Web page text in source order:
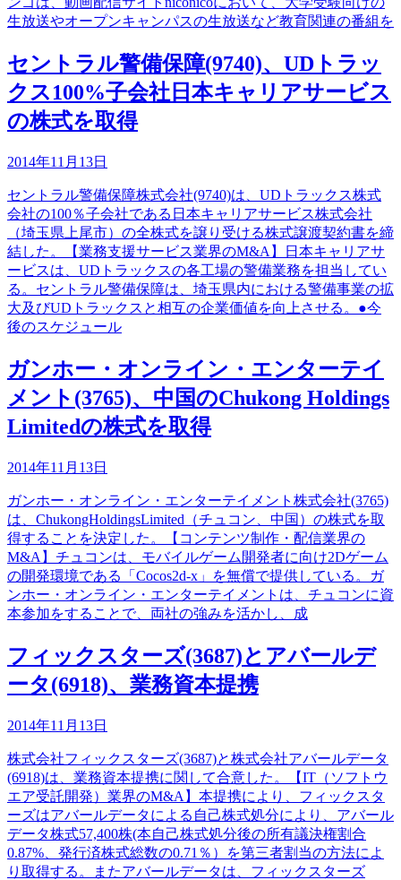
生放送やオープンキャンパスの生放送など教育関連の番組を
セントラル警備保障(9740)、UDトラッ
クス100%子会社日本キャリアサービス
の株式を取得
2014年11月13日
セントラル警備保障株式会社(9740)は、UDトラックス株式
会社の100％子会社である日本キャリアサービス株式会社
（埼玉県上尾市）の全株式を譲り受ける株式譲渡契約書を締
結した。【業務支援サービス業界のM&A】日本キャリアサ
ービスは、UDトラックスの各工場の警備業務を担当してい
る。セントラル警備保障は、埼玉県内における警備事業の拡
大及びUDトラックスと相互の企業価値を向上させる。●今
後のスケジュール
ガンホー・オンライン・エンターテイ
メント(3765)、中国のChukong Holdings
Limitedの株式を取得
2014年11月13日
ガンホー・オンライン・エンターテイメント株式会社(3765)
は、ChukongHoldingsLimited（チュコン、中国）の株式を取
得することを決定した。【コンテンツ制作・配信業界の
M&A】チュコンは、モバイルゲーム開発者に向け2Dゲーム
の開発環境である「Cocos2d-x」を無償で提供している。ガ
ンホー・オンライン・エンターテイメントは、チュコンに資
本参加をすることで、両社の強みを活かし、成
フィックスターズ(3687)とアバールデ
ータ(6918)、業務資本提携
2014年11月13日
株式会社フィックスターズ(3687)と株式会社アバールデータ
(6918)は、業務資本提携に関して合意した。【IT（ソフトウ
エア受託開発）業界のM&A】本提携により、フィックスタ
ーズはアバールデータによる自己株式処分により、アバール
データ株式57,400株(本自己株式処分後の所有議決権割合
0.87%、発行済株式総数の0.71％）を第三者割当の方法によ
り取得する。またアバールデータは、フィックスターズ